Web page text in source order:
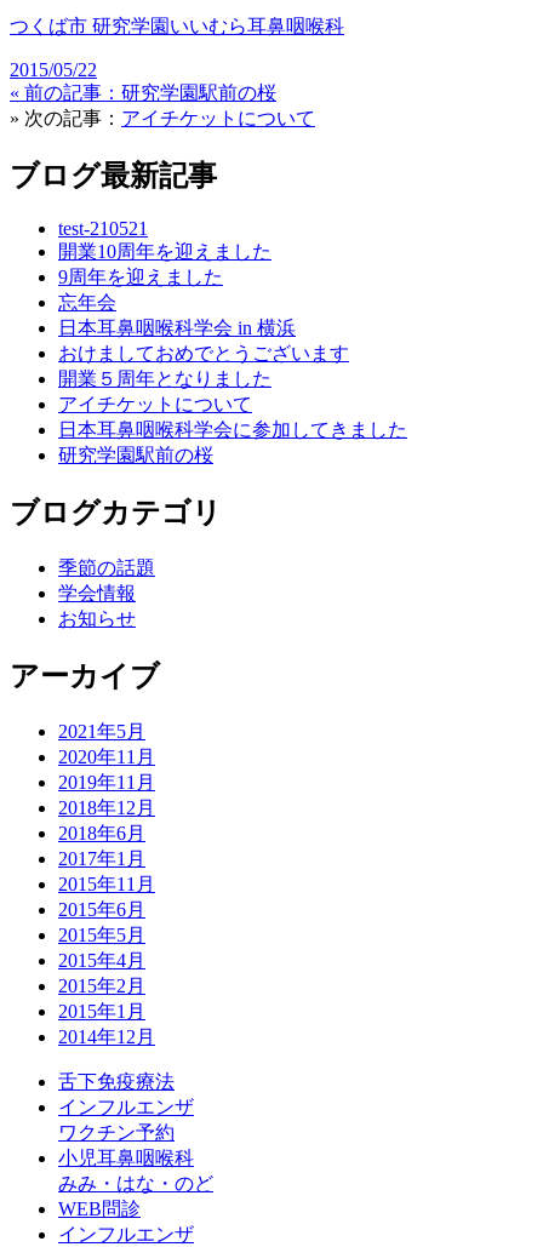
つくば市 研究学園いいむら耳鼻咽喉科
2015/05/22
« 前の記事： 研究学園駅前の桜
» 次の記事： アイチケットについて
ブログ最新記事
test-210521
開業10周年を迎えました
9周年を迎えました
忘年会
日本耳鼻咽喉科学会 in 横浜
おけましておめでとうございます
開業５周年となりました
アイチケットについて
日本耳鼻咽喉科学会に参加してきました
研究学園駅前の桜
ブログカテゴリ
季節の話題
学会情報
お知らせ
アーカイブ
2021年5月
2020年11月
2019年11月
2018年12月
2018年6月
2017年1月
2015年11月
2015年6月
2015年5月
2015年4月
2015年2月
2015年1月
2014年12月
舌下免疫療法
インフルエンザ
ワクチン予約
小児耳鼻咽喉科
みみ・はな・のど
WEB問診
インフルエンザ